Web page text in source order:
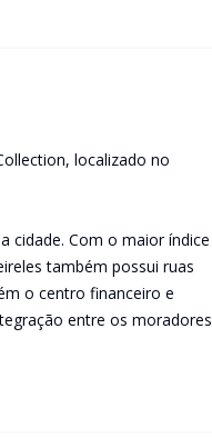
localizado no
cidade. Com o maior índice
também possui ruas
o centro financeiro e
entre os moradores